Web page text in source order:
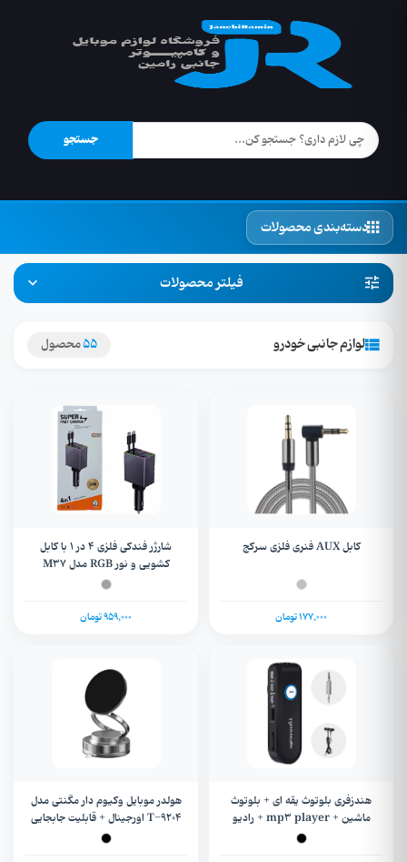
جستجو
دسته‌بندی محصولات
فیلتر محصولات
لوازم جانبی خودرو 55محصول
کابل AUX فنری فلزی سرکج
177,000 تومان
شارژر فندکی فلزی ۴ در ۱ با کابل
کشویی و نور RGB مدل M37
959,000 تومان
هندزفری بلوتوث یقه ای + بلوتوث
ماشین + mp۳ player + رادیو
Yixianglin مدل WZ-12
هولدر موبایل وکیوم دار مگنتی مدل
T-9204 اورجینال + قابلیت جابجایی